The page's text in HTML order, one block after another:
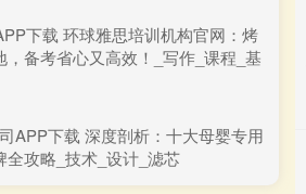
下载 环球雅思培训机构官网：烤
，备考省心又高效！_写作_课程_基
APP下载 深度剖析：十大母婴专用
全攻略_技术_设计_滤芯